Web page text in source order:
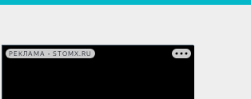
РЕКЛАМА • STOMX.RU